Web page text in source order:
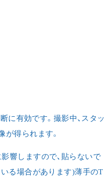
に有効です。撮影中、スタッ
得られます。
響しますので、貼らないで
る場合があります)薄手のT
予約も可能ですので是非ご利用く
。